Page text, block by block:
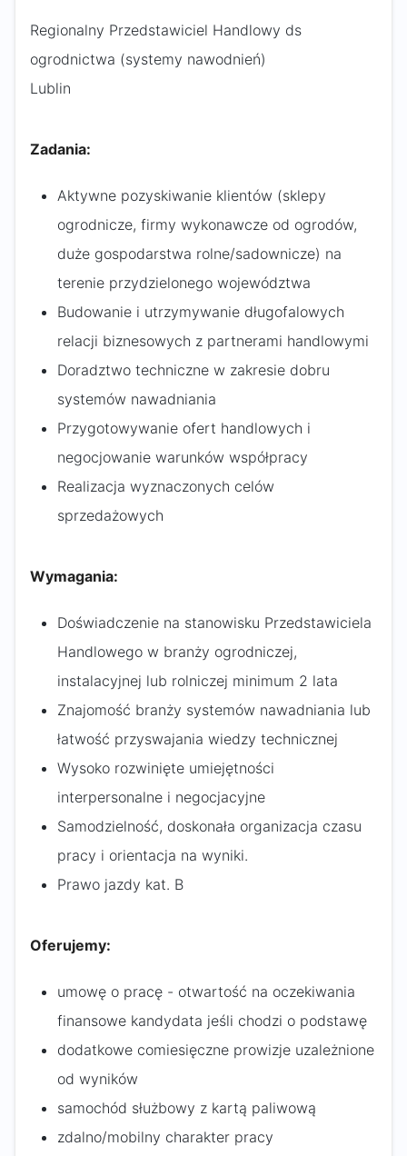
Regionalny Przedstawiciel Handlowy ds
ogrodnictwa (systemy nawodnień)
Lublin
Zadania:
Aktywne pozyskiwanie klientów (sklepy
ogrodnicze, firmy wykonawcze od ogrodów,
duże gospodarstwa rolne/sadownicze) na
terenie przydzielonego województwa
Budowanie i utrzymywanie długofalowych
relacji biznesowych z partnerami handlowymi
Doradztwo techniczne w zakresie dobru
systemów nawadniania
Przygotowywanie ofert handlowych i
negocjowanie warunków współpracy
Realizacja wyznaczonych celów
sprzedażowych
Wymagania:
Doświadczenie na stanowisku Przedstawiciela
Handlowego w branży ogrodniczej,
instalacyjnej lub rolniczej minimum 2 lata
Znajomość branży systemów nawadniania lub
łatwość przyswajania wiedzy technicznej
Wysoko rozwinięte umiejętności
interpersonalne i negocjacyjne
Samodzielność, doskonała organizacja czasu
pracy i orientacja na wyniki.
Prawo jazdy kat. B
Oferujemy:
umowę o pracę - otwartość na oczekiwania
finansowe kandydata jeśli chodzi o podstawę
dodatkowe comiesięczne prowizje uzależnione
od wyników
samochód służbowy z kartą paliwową
zdalno/mobilny charakter pracy